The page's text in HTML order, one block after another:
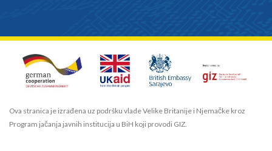
Ova stranica je izrađena uz podršku vlade Velike Britanije i Njemačke kroz
Program jačanja javnih institucija u BiH koji provodi GIZ.